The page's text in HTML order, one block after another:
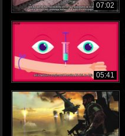
07:02
05:41